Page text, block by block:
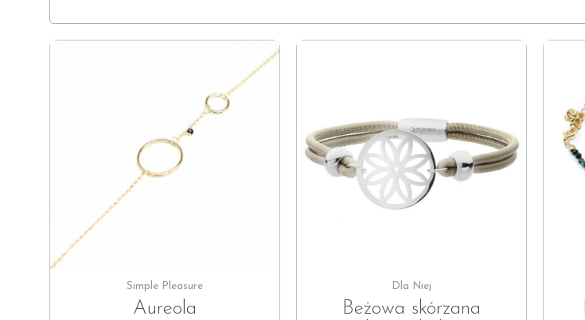
Simple Pleasure
Aureola
Dla Niej
Beżowa skórzana